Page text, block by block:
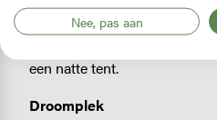
meer dan voldoende bedden
een natte tent.
Droomplek
Nee, pas aan